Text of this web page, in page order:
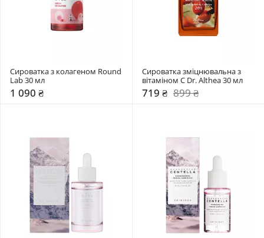
Сироватка з колагеном Round
Lab 30 мл
1 090 ₴
Сироватка зміцнювальна з
вітаміном С Dr. Althea 30 мл
719 ₴ 899 ₴